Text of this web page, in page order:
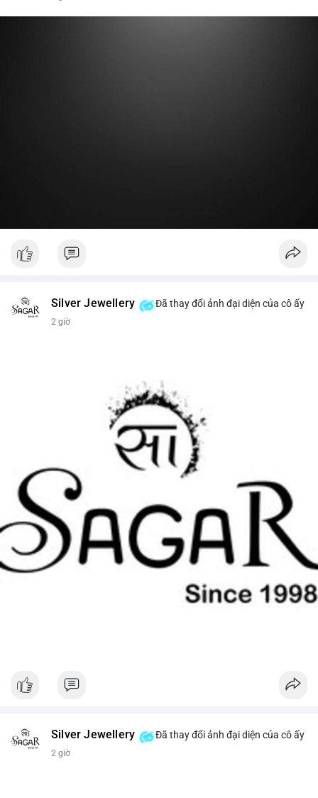
Silver Jewellery Đã thay đổi ảnh đại diện của cô ấy
2 giờ
Silver Jewellery Đã thay đổi ảnh đại diện của cô ấy
2 giờ